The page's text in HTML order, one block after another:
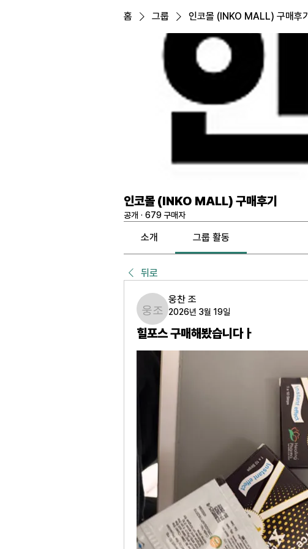
홈 그룹 인코몰 (INKO MALL) 구매후기
인코몰 (INKO MALL) 구매후기
공개 · 679 구매자
소개 그룹 활동
뒤로
웅찬 조
웅찬 조
2026년 3월 19일
힐포스 구매해봤습니다ㅏ